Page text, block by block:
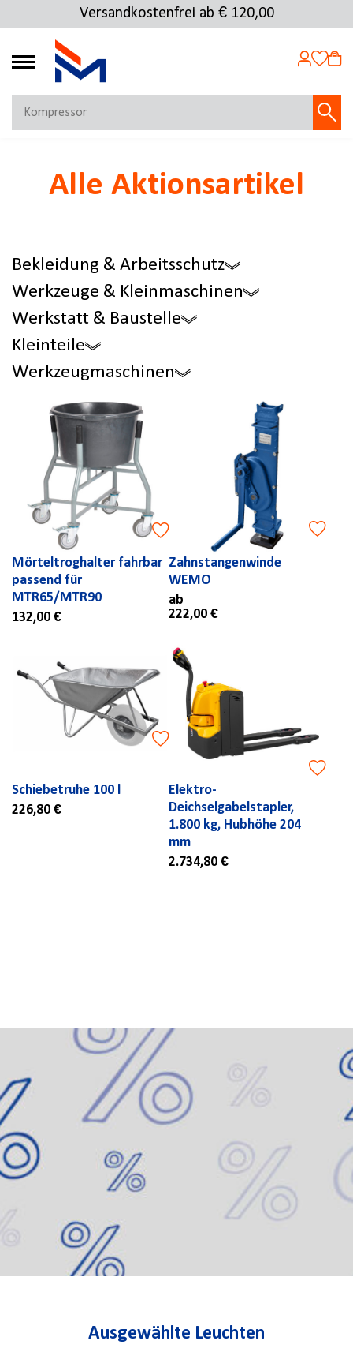
Versandkostenfrei ab € 120,00
Kostenlose Rücksendung
4.72
Jetzt anmelden
Alle Aktionsartikel
Bekleidung & Arbeitsschutz
Werkzeuge & Kleinmaschinen
Werkstatt & Baustelle
Kleinteile
Werkzeugmaschinen
Mörteltroghalter fahrbar
passend für
MTR65/MTR90
132,00 €
Zahnstangenwinde
WEMO
ab
222,00 €
Schiebetruhe 100 l
226,80 €
Elektro-
Deichselgabelstapler,
1.800 kg, Hubhöhe 204
mm
2.734,80 €
Ausgewählte Leuchten